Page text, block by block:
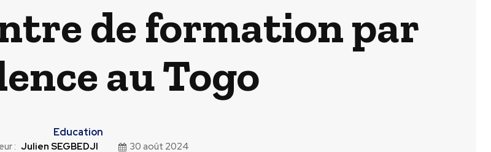
de formation par
au Togo
Education
: Julien SEGBEDJI 30 août 2024